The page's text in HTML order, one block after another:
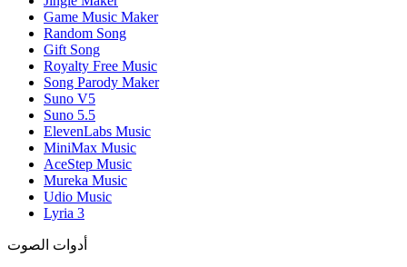
Game Music Maker
Random Song
Gift Song
Royalty Free Music
Song Parody Maker
Suno V5
Suno 5.5
ElevenLabs Music
MiniMax Music
AceStep Music
Mureka Music
Udio Music
Lyria 3
أدوات الصوت